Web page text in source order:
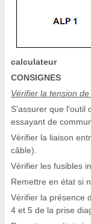
calculateur
CONSIGNES
Vérifier la tension de
S'assurer que l'outil
essayant de
Vérifier la liaison
câble).
Vérifier les fusibles
Remettre en état si
Vérifier la présence
4 et 5 de la prise